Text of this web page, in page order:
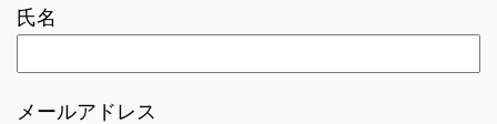
氏名
メールアドレス